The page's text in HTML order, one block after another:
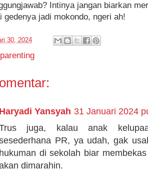
Intinya jangan biarkan
gedenya jadi mokondo, ngeri ah!
30, 2024
parenting
Haryadi Yansyah 31 Januari 2024
juga, kalau anak
PR, ya udah, gak
hukuman di sekolah biar
dimarahin.